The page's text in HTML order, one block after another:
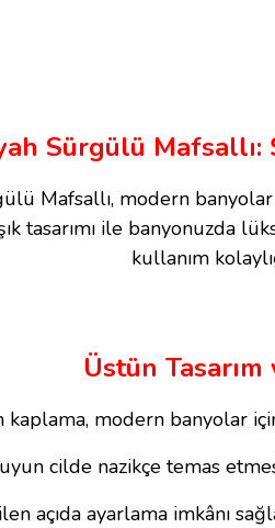
Sürgülü
Mafsallı, modern
tasarımı ile banyonuzda
kullanım
Üstün
kaplama, modern banyolar
cilde nazikçe temas
açıda ayarlama